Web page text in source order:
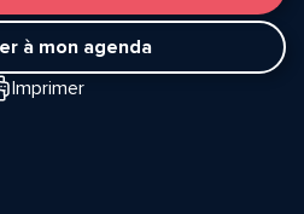
à mon agenda
Imprimer
de cette page?